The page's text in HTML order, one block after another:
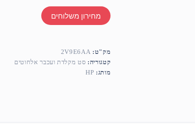
מחירון משלוחים
מק"ט: 2V9E6AA
קטגוריה: סט מקלדת ועכבר אלחוטים
מותג: HP